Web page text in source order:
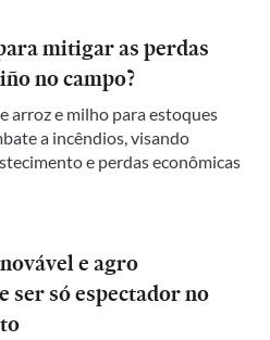
mitigar as perdas
no campo?
arroz e milho para estoques
a incêndios, visando
e perdas econômicas
e agro
ser só espectador no